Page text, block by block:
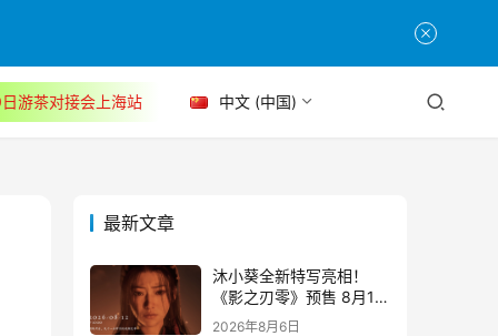
游茶对接会上海站 中文 (中国)
最新文章
沐小葵全新特写亮相！
《影之刃零》预售 8月12
日开启
2026年8月6日